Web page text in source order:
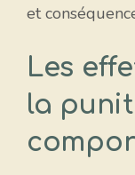
et
Les
la